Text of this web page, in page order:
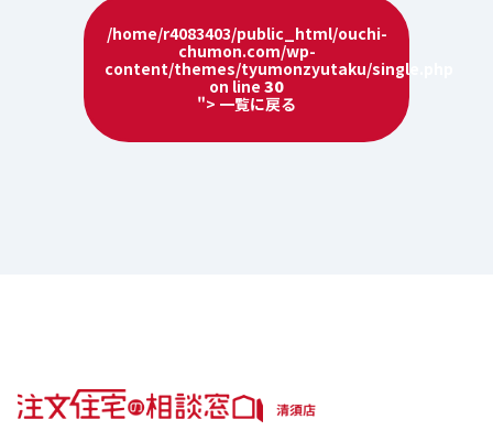
/home/r4083403/public_html/ouchi-
chumon.com/wp-
content/themes/tyumonzyutaku/single.php
on line 30
"> 一覧に戻る